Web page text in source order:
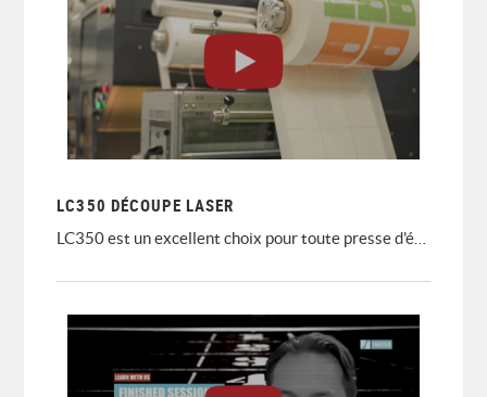
LC350 DÉCOUPE LASER